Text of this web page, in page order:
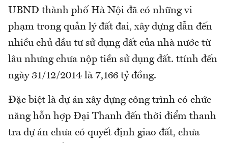
UBND thành phố Hà Nội đã có những vi
phạm trong quản lý đất đai, xây dựng dẫn đến
nhiều chủ đầu tư sử dụng đất của nhà nước từ
lâu nhưng chưa nộp tiền sử dụng đất. ttính đến
ngày 31/12/2014 là 7,166 tỷ đồng.
Đặc biệt là dự án xây dựng công trình có chức
năng hỗn hợp Đại Thanh đến thời điểm thanh
tra dự án chưa có quyết định giao đất, chưa